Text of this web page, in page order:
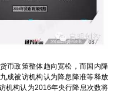
币政策整体趋向宽松，而国内降
成被访机构认为降息降准等释放
机构认为2016年央行降息次数将